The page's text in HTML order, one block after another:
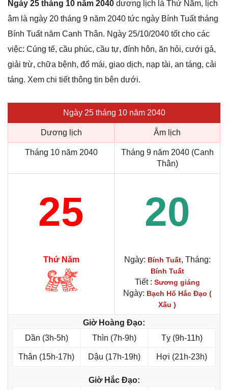
Ngày 25 tháng 10 năm 2040 dương lịch là Thứ Năm, lịch
âm là ngày 20 tháng 9 năm 2040 tức ngày Bính Tuất tháng
Bính Tuất năm Canh Thân. Ngày 25/10/2040 tốt cho các
việc: Cúng tế, cầu phúc, cầu tự, đính hôn, ăn hỏi, cưới gả,
giải trừ, chữa bệnh, đổ mái, giao dịch, nạp tài, an táng, cải
táng. Xem chi tiết thông tin bên dưới.
Ngày 25 tháng 10 năm 2040
Dương lịch Âm lịch
Tháng 10 năm 2040
Tháng 9 năm 2040 (Canh
Thân)
25 20
Thứ Năm Ngày: Bính Tuất, Tháng:
Bính Tuất
Tiết : Sương giáng
Ngày: Bạch Hổ Hắc Đạo (
Xấu )
Giờ Hoàng Đạo:
Dần (3h-5h)
Thìn (7h-9h) Tỵ (9h-11h)
Thân (15h-17h) Dậu (17h-19h) Hợi (21h-23h)
Giờ Hắc Đạo: